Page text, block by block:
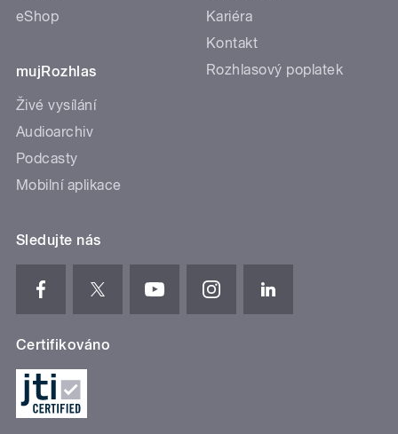
eShop
mujRozhlas
Živé vysílání
Audioarchiv
Podcasty
Mobilní aplikace
Kariéra
Kontakt
Rozhlasový poplatek
Sledujte nás
Certifikováno